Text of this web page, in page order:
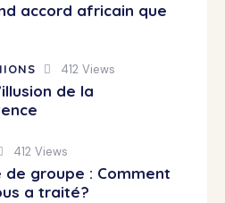
accord africain que
412 Views
de la
412 Views
de groupe : Comment
a traité?